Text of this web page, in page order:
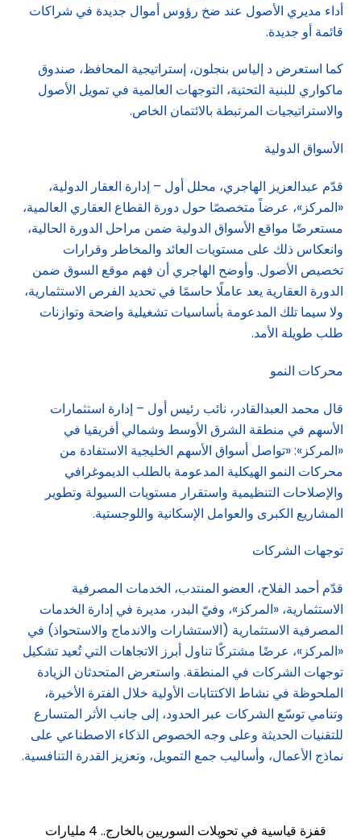
أداء مديري الأصول عند ضخ رؤوس أموال جديدة في شراكات
قائمة أو جديدة.
كما استعرض د إلياس بنجلون، إستراتيجية المحافظ، صندوق
ماكواري للبنية التحتية، التوجهات العالمية في تمويل الأصول
والاستراتيجيات المرتبطة بالائتمان الخاص.
الأسواق الدولية
قدّم عبدالعزيز الهاجري، محلل أول – إدارة العقار الدولية،
«المركز»، عرضاً متخصصًا حول دورة القطاع العقاري العالمية،
مستعرضًا مواقع الأسواق الدولية ضمن مراحل الدورة الحالية،
وانعكاس ذلك على مستويات العائد والمخاطر وقرارات
تخصيص الأصول. وأوضح الهاجري أن فهم موقع السوق ضمن
الدورة العقارية يعد عاملًا حاسمًا في تحديد الفرص الاستثمارية،
ولا سيما تلك المدعومة بأساسيات تشغيلية واضحة وتوازنات
طلب طويلة الأمد.
محركات النمو
قال محمد العبدالقادر، نائب رئيس أول – إدارة استثمارات
الأسهم في منطقة الشرق الأوسط وشمالي أفريقيا في
«المركز»: «تواصل أسواق الأسهم الخليجية الاستفادة من
محركات النمو الهيكلية المدعومة بالطلب الديموغرافي
والإصلاحات التنظيمية واستقرار مستويات السيولة وتطوير
المشاريع الكبرى والعوامل الإسكانية واللوجستية.
توجهات الشركات
قدّم أحمد الفلاح، العضو المنتدب، الخدمات المصرفية
الاستثمارية، «المركز»، وفيّ البدر، مديرة في إدارة الخدمات
المصرفية الاستثمارية (الاستشارات والاندماج والاستحواذ) في
«المركز»، عرضًا مشتركًا تناول أبرز الاتجاهات التي تُعيد تشكيل
توجهات الشركات في المنطقة. واستعرض المتحدثان الزيادة
الملحوظة في نشاط الاكتتابات الأولية خلال الفترة الأخيرة،
وتنامي توسّع الشركات عبر الحدود، إلى جانب الأثر المتسارع
للتقنيات الحديثة وعلى وجه الخصوص الذكاء الاصطناعي على
نماذج الأعمال، وأساليب جمع التمويل، وتعزيز القدرة التنافسية.
قفزة قياسية في تحويلات السوريين بالخارج.. 4 مليارات